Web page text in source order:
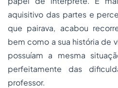
aquisitivo das partes e
que pairava, acabou
bem como a sua história de
possuíam a mesma
perfeitamente das
professor.